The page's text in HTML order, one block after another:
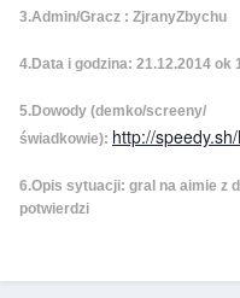
3.Admin/Gracz : ZjranyZbychu
4.Data i godzina: 21.12.2014 ok
5.Dowody (demko/screeny/
świadkowie): http://
6.Opis sytuacji: gral na aimie z
potwierdzi